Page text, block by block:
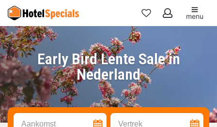
Mijn
favorieten
menu
Early Bird Lente Sale in
Nederland
Aankomst Vertrek